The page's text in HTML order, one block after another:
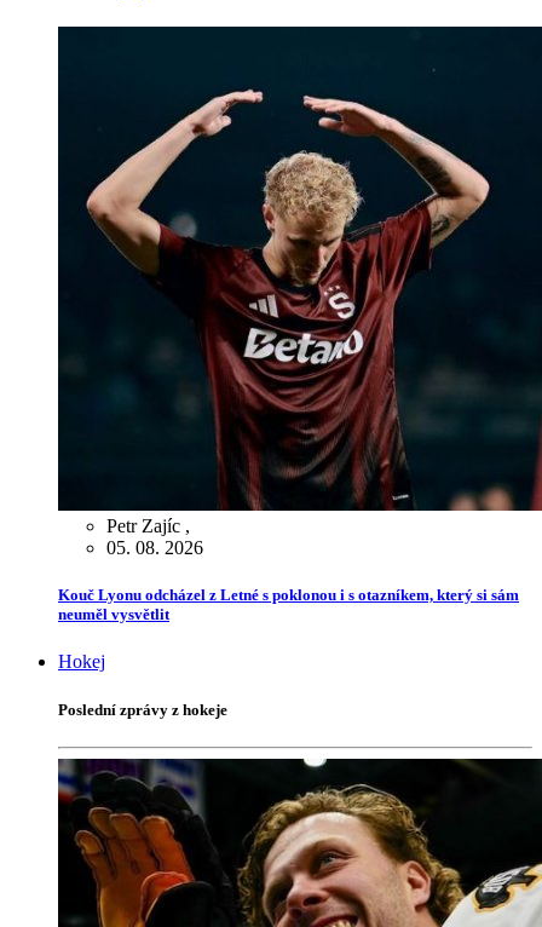
Petr Zajíc ,
05. 08. 2026
Kouč Lyonu odcházel z Letné s poklonou i s otazníkem, který si sám
neuměl vysvětlit
Hokej
Poslední zprávy z hokeje